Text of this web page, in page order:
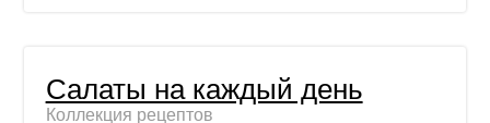
Салаты на каждый день
Коллекция рецептов